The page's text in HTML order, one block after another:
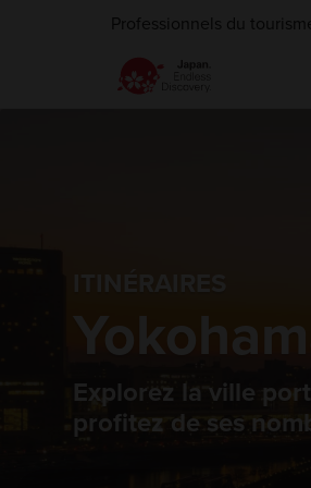
Professionnels du
Explorez la ville
profitez de ses